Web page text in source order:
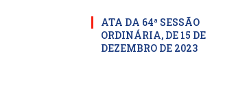
ATA DA 64ª SESSÃO
ORDINÁRIA, DE 15 DE
DEZEMBRO DE 2023